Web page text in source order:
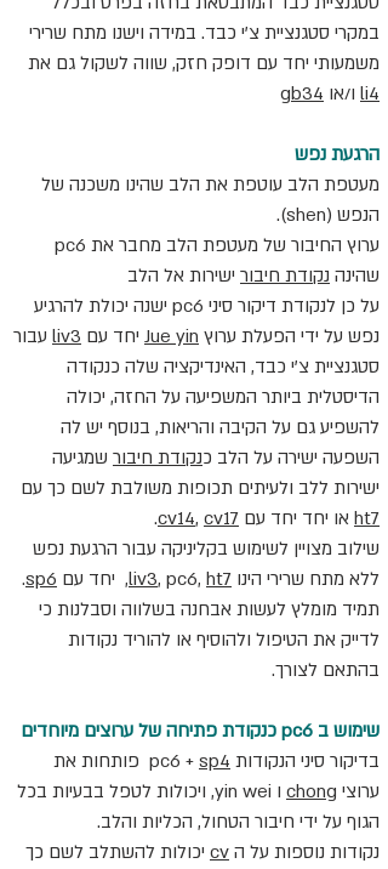
במקרי סטגנציית צ'י כבד. במידה וישנו מתח שרירי
משמעותי יחד עם דופק חזק, שווה לשקול גם את
li4 ו/או gb34
הרגעת נפש
מעטפת הלב עוטפת את הלב שהינו משכנה של
הנפש (shen).
שהינה נקודת חיבור ישירות אל הלב
על כן לנקודת דיקור סיני pc6 ישנה יכולת להרגיע
נפש על ידי הפעלת ערוץ Jue yin יחד עם liv3 עבור
סטגנציית צ'י כבד, האינדיקציה שלה כנקודה
הדיסטלית ביותר המשפיעה על החזה, יכולה
להשפיע גם על הקיבה והריאות, בנוסף יש לה
השפעה ישירה על הלב כנקודת חיבור שמגיעה
ישירות ללב ולעיתים תכופות משולבת לשם כך עם
ht7 או יחד יחד עם cv14, cv17
.
שילוב מצויין לשימוש בקליניקה עבור הרגעת נפש
ללא מתח שרירי הינו
liv3, pc6, ht7 ,  יחד עם sp6
.
תמיד מומלץ לעשות אבחנה בשלווה וסבלנות כי
לדייק את הטיפול ולהוסיף או להוריד נקודות
בהתאם לצורך.
שימוש ב pc6 כנקודת פתיחה של ערוצים מיוחדים
בדיקור סיני הנקודות pc6 + sp4
פותחות את
ערוצי chong
ו yin wei, ויכולות לטפל בבעיות בכל
הגוף על ידי חיבור הטחול, הכליות והלב.
נקודות נוספות על ה cv יכולות להשתלב לשם כך